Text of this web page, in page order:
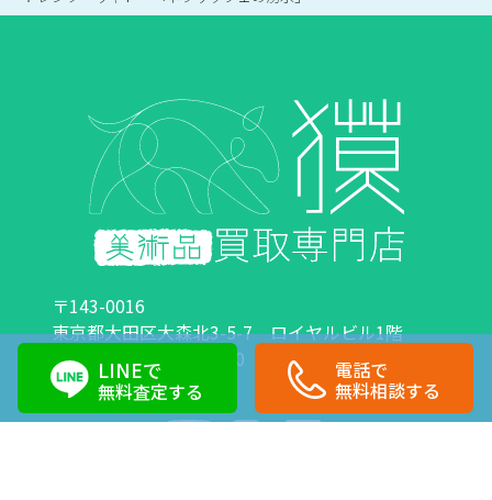
LINEで
無料査定する
電話で
無料相談する
〒143-0016
東京都大田区大森北3-5-7 ロイヤルビル1階
営業時間：10:00～18:00 定休日：日曜日・祝日
0120-89-0007 03-6423-1033